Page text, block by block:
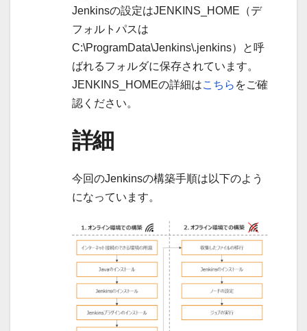
Jenkinsの設定はJENKINS_HOME（デ
フォルトパスは
C:\ProgramData\Jenkins\.jenkins）と呼
ばれるフォルダに保存されています。
JENKINS_HOMEの詳細はこちら をご確
認ください。
詳細
今回のJenkinsの構築手順は以下のよう
になっています。